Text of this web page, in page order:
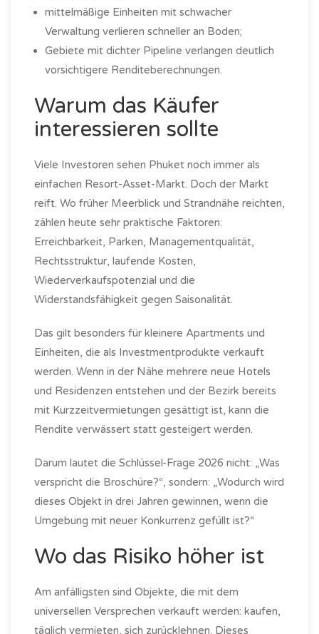
mittelmäßige Einheiten mit schwacher
Verwaltung verlieren schneller an Boden;
Gebiete mit dichter Pipeline verlangen deutlich
vorsichtigere Renditeberechnungen.
Warum das Käufer
interessieren sollte
Viele Investoren sehen Phuket noch immer als
einfachen Resort-Asset-Markt. Doch der Markt
reift. Wo früher Meerblick und Strandnähe reichten,
zählen heute sehr praktische Faktoren:
Erreichbarkeit, Parken, Managementqualität,
Rechtsstruktur, laufende Kosten,
Wiederverkaufspotenzial und die
Widerstandsfähigkeit gegen Saisonalität.
Das gilt besonders für kleinere Apartments und
Einheiten, die als Investmentprodukte verkauft
werden. Wenn in der Nähe mehrere neue Hotels
und Residenzen entstehen und der Bezirk bereits
mit Kurzzeitvermietungen gesättigt ist, kann die
Rendite verwässert statt gesteigert werden.
Darum lautet die Schlüssel-Frage 2026 nicht: „Was
verspricht die Broschüre?“, sondern: „Wodurch wird
dieses Objekt in drei Jahren gewinnen, wenn die
Umgebung mit neuer Konkurrenz gefüllt ist?“
Wo das Risiko höher ist
Am anfälligsten sind Objekte, die mit dem
universellen Versprechen verkauft werden: kaufen,
täglich vermieten, sich zurücklehnen. Dieses